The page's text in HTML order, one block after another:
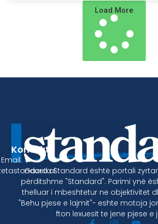
Load More
Gazeta Standard është portali
përditshme "Standard". Parimi ynë
thelluar i mbeshtetur ne objektivitet
"Behu pjese e lajmit"- eshte motoja
fton lexuesit te jene pjese e
Kontakt
Email: